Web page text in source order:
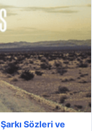
Sözleri ve